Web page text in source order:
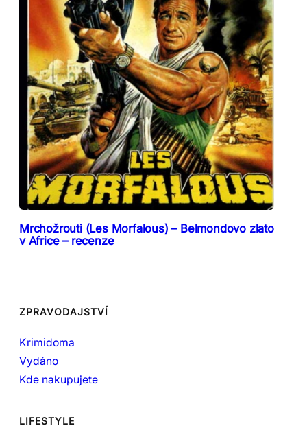
Mrchožrouti (Les Morfalous) – Belmondovo zlato
v Africe – recenze
ZPRAVODAJSTVÍ
Krimidoma
Vydáno
Kde nakupujete
LIFESTYLE